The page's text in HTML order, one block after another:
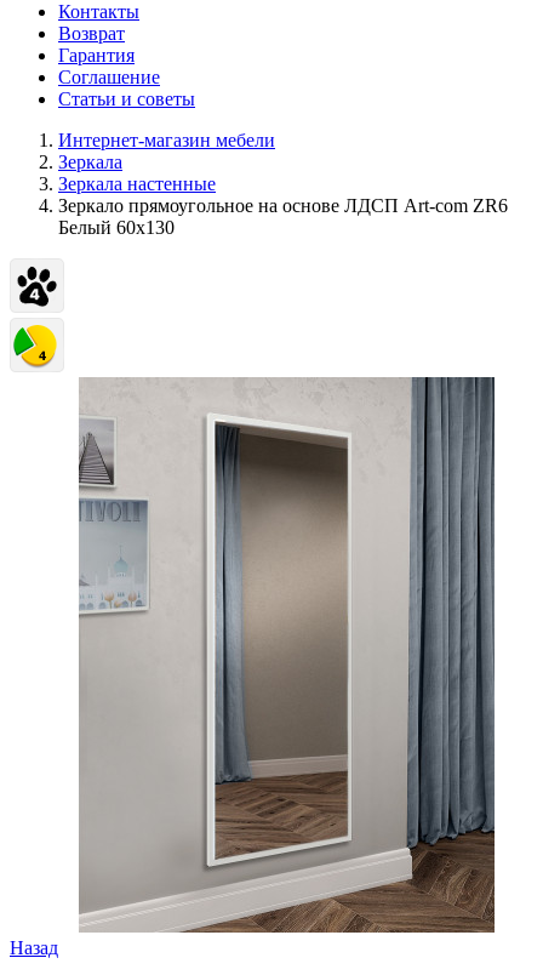
Контакты
Возврат
Гарантия
Соглашение
Статьи и советы
Интернет-магазин мебели
Зеркала
Зеркала настенные
Зеркало прямоугольное на основе ЛДСП Art-com ZR6
Белый 60х130
Назад